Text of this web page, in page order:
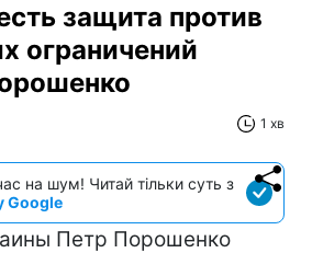
защита против
ограничений
1 хв
на шум! Читай тільки суть з
Google
Петр Порошенко